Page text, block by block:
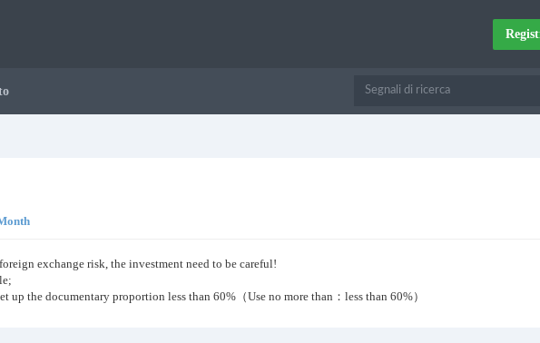
exchange risk, the investment need to be careful!
the documentary proportion less than 60%（Use no more than：less than 60%）